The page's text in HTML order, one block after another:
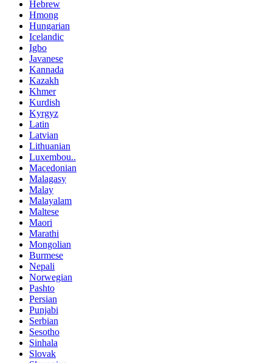
Hebrew
Hmong
Hungarian
Icelandic
Igbo
Javanese
Kannada
Kazakh
Khmer
Kurdish
Kyrgyz
Latin
Latvian
Lithuanian
Luxembou..
Macedonian
Malagasy
Malay
Malayalam
Maltese
Maori
Marathi
Mongolian
Burmese
Nepali
Norwegian
Pashto
Persian
Punjabi
Serbian
Sesotho
Sinhala
Slovak